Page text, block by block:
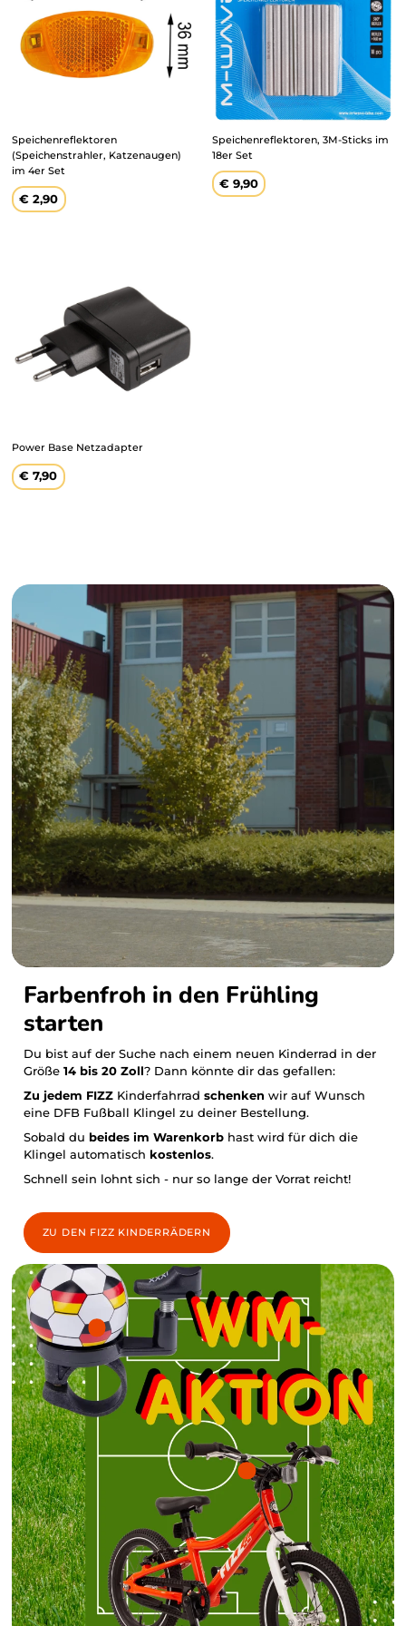
FAQ
Antworten
auf die
Blog
Tipps,
Trends und
Geschichten
Speichenreflektoren
(Speichenstrahler, Katzenaugen)
im 4er Set
Regulärer
Preis
€ 2,90
Speichenreflektoren, 3M-Sticks im
18er Set
Regulärer
Preis
€ 9,90
Power Base Netzadapter
Regulärer
Preis
€ 7,90
Farbenfroh in den Frühling
starten
Du bist auf der Suche nach einem neuen Kinderrad in der
Größe 14 bis 20 Zoll? Dann könnte dir das gefallen:
Zu jedem FIZZKinderfahrrad schenkenwir auf Wunsch
eine DFB Fußball Klingel zu deiner Bestellung.
Sobald du beides im Warenkorbhast wird für dich die
Klingel automatisch kostenlos.
Schnell sein lohnt sich - nur so lange der Vorrat reicht!
ZU DEN FIZZ KINDERRÄDERN